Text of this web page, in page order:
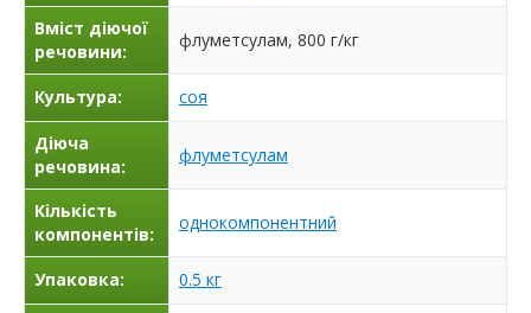
Вміст діючої
речовини:
флуметсулам, 800 г/кг
Культура: соя
Діюча
речовина:
флуметсулам
Кількість
компонентів:
однокомпонентний
Упаковка: 0.5 кг